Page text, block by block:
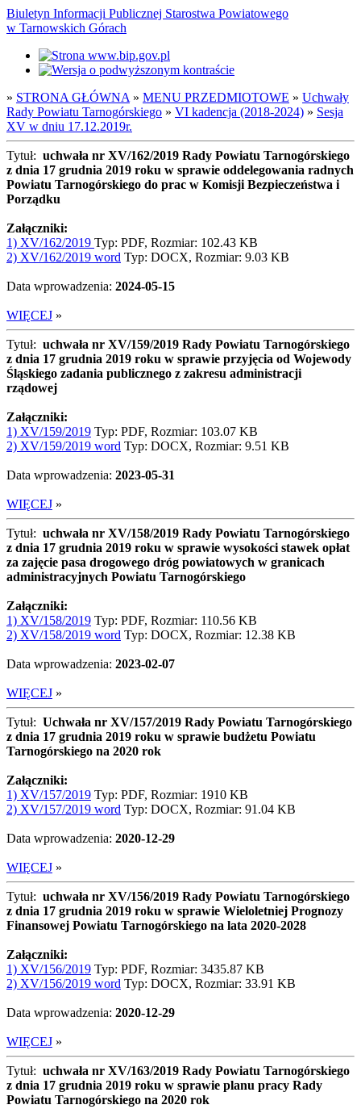
Biuletyn Informacji Publicznej Starostwa Powiatowego
w Tarnowskich Górach
» STRONA GŁÓWNA » MENU PRZEDMIOTOWE » Uchwały
Rady Powiatu Tarnogórskiego » VI kadencja (2018-2024) » Sesja
XV w dniu 17.12.2019r.
Tytuł: uchwała nr XV/162/2019 Rady Powiatu Tarnogórskiego
z dnia 17 grudnia 2019 roku w sprawie oddelegowania radnych
Powiatu Tarnogórskiego do prac w Komisji Bezpieczeństwa i
Porządku
Załączniki:
1) XV/162/2019 Typ: PDF, Rozmiar: 102.43 KB
2) XV/162/2019 word Typ: DOCX, Rozmiar: 9.03 KB
Data wprowadzenia: 2024-05-15
WIĘCEJ »
Tytuł: uchwała nr XV/159/2019 Rady Powiatu Tarnogórskiego
z dnia 17 grudnia 2019 roku w sprawie przyjęcia od Wojewody
Śląskiego zadania publicznego z zakresu administracji
rządowej
Załączniki:
1) XV/159/2019 Typ: PDF, Rozmiar: 103.07 KB
2) XV/159/2019 word Typ: DOCX, Rozmiar: 9.51 KB
Data wprowadzenia: 2023-05-31
WIĘCEJ »
Tytuł: uchwała nr XV/158/2019 Rady Powiatu Tarnogórskiego
z dnia 17 grudnia 2019 roku w sprawie wysokości stawek opłat
za zajęcie pasa drogowego dróg powiatowych w granicach
administracyjnych Powiatu Tarnogórskiego
Załączniki:
1) XV/158/2019 Typ: PDF, Rozmiar: 110.56 KB
2) XV/158/2019 word Typ: DOCX, Rozmiar: 12.38 KB
Data wprowadzenia: 2023-02-07
WIĘCEJ »
Tytuł: Uchwała nr XV/157/2019 Rady Powiatu Tarnogórskiego
z dnia 17 grudnia 2019 roku w sprawie budżetu Powiatu
Tarnogórskiego na 2020 rok
Załączniki:
1) XV/157/2019 Typ: PDF, Rozmiar: 1910 KB
2) XV/157/2019 word Typ: DOCX, Rozmiar: 91.04 KB
Data wprowadzenia: 2020-12-29
WIĘCEJ »
Tytuł: uchwała nr XV/156/2019 Rady Powiatu Tarnogórskiego
z dnia 17 grudnia 2019 roku w sprawie Wieloletniej Prognozy
Finansowej Powiatu Tarnogórskiego na lata 2020-2028
Załączniki:
1) XV/156/2019 Typ: PDF, Rozmiar: 3435.87 KB
2) XV/156/2019 word Typ: DOCX, Rozmiar: 33.91 KB
Data wprowadzenia: 2020-12-29
WIĘCEJ »
Tytuł: uchwała nr XV/163/2019 Rady Powiatu Tarnogórskiego
z dnia 17 grudnia 2019 roku w sprawie planu pracy Rady
Powiatu Tarnogórskiego na 2020 rok